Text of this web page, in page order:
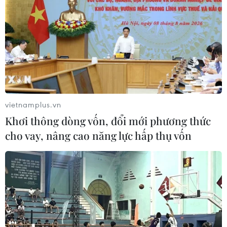
TIN LIÊN QUAN
Quảng Bình: Bắt giữ đối tượng lừa đảo
vietnamplus.vn
Khơi thông dòng vốn, đổi mới phương thức
cho vay, nâng cao năng lực hấp thụ vốn